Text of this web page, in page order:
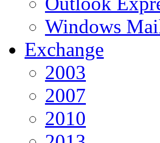
Windows
Exchange
2003
2007
2010